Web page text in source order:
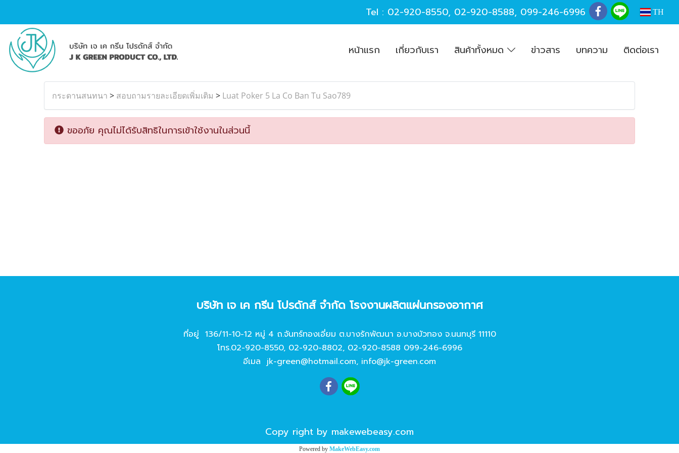
Tel : 02-920-8550, 02-920-8588, 099-246-6996 TH
หน้าแรก เกี่ยวกับเรา สินค้าทั้งหมด ข่าวสาร บทความ ติดต่อเรา
กระดานสนทนา > สอบถามรายละเอียดเพิ่มเติม > Luat Poker 5 La Co Ban Tu Sao789
ขออภัย คุณไม่ได้รับสิทธิในการเข้าใช้งานในส่วนนี้
บริษัท เจ เค กรีน โปรดักส์ จํากัด โรงงานผลิตแผ่นกรองอากาศ
ที่อยู่ 136/11-10-12 หมู่ 4 ถ.จันทร์ทองเอี่ยม ต.บางรักพัฒนา อ.บางบัวทอง จ.นนทบุรี 11110
โทร.02-920-8550, 02-920-8802, 02-920-8588 099-246-6996
อีเมล jk-green@hotmail.com, info@jk-green.com
Copy right by makewebeasy.com
Powered by MakeWebEasy.com